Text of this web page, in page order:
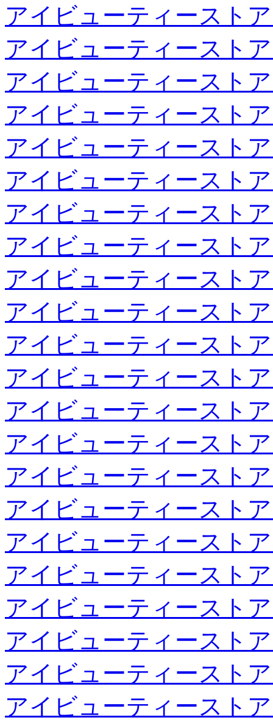
アイビューティースト
アイビューティースト
アイビューティースト
アイビューティースト
アイビューティースト
アイビューティースト
アイビューティースト
アイビューティースト
アイビューティースト
アイビューティースト
アイビューティースト
アイビューティースト
アイビューティースト
アイビューティースト
アイビューティースト
アイビューティースト
アイビューティースト
アイビューティースト
アイビューティースト
アイビューティースト
アイビューティースト
アイビューティースト